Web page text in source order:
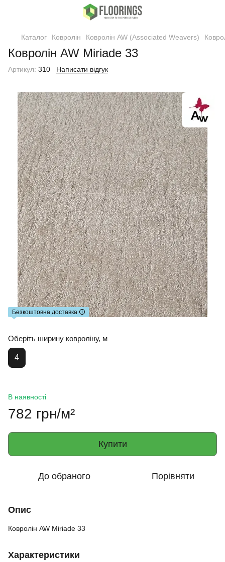
Каталог Ковролін Ковролін AW (Associated Weavers)
Ковролін AW Miriade 33
Артикул: 310 Написати відгук
Безкоштовна доставка 🛈
Оберіть ширину ковроліну, м
4
В наявності
782 грн/м²
Купити
До обраного Порівняти
Опис
Ковролін AW Miriade 33
Характеристики